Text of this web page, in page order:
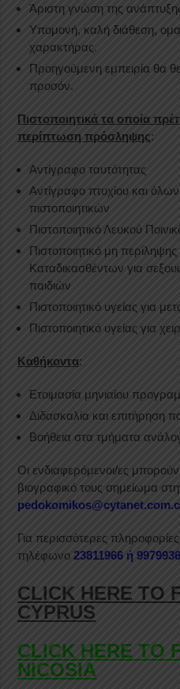
Άριστη γνώση της
Υπομονή, καλή διάθεση,
χαρακτήρας.
Προηγούμενη εμπειρία θα
προσόν.
Πιστοποιητικά τα οποία
περίπτωση πρόσληψης:
Αντίγραφο ταυτότητας
Αντίγραφο πτυχίου και
πιστοποιητικών
Πιστοποιητικό Λευκού
Πιστοποιητικό μη
Καταδικασθέντων για
παιδιών
Πιστοποιητικό υγείας για
Πιστοποιητικό υγείας για
Καθήκοντα:
Ετοιμασία μηνιαίου
Διδασκαλία και επιτήρηση
Βοήθεια στα τμήματα
Οι ενδιαφερόμενοι/ες
βιογραφικό τους σημείωμα
Για περισσότερες
τηλέφωνο 23811966 ή
CLICK HERE TO
CYPRUS
CLICK HERE TO
NICOSIA